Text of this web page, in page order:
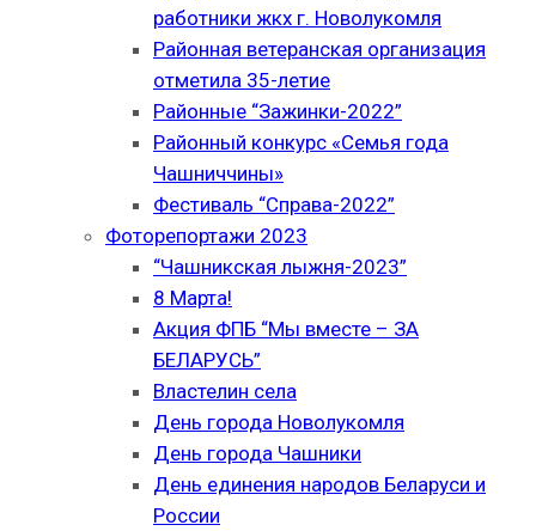
работники жкх г. Новолукомля
Районная ветеранская организация
отметила 35-летие
Районные “Зажинки-2022”
Районный конкурс «Семья года
Чашниччины»
Фестиваль “Справа-2022”
Фоторепортажи 2023
“Чашникская лыжня-2023”
8 Марта!
Акция ФПБ “Мы вместе – ЗА
БЕЛАРУСЬ”
Властелин села
День города Новолукомля
День города Чашники
День единения народов Беларуси и
России